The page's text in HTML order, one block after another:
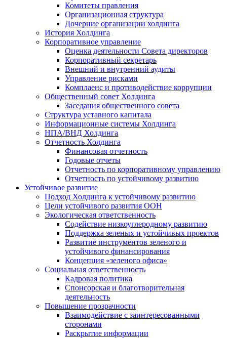
Комитеты правления
Организационная структура
Дочерние организации холдинга
История Холдинга
Корпоративное управление
Оценка деятельности Совета директоров
Корпоративный секретарь
Внешний и внутренний аудиты
Управление рисками
Комплаенс и противодействие коррупции
Общественный совет Холдинга
Заседания общественного совета
Структура уставного капитала
Информационные системы Холдинга
НПА/ВНД Холдинга
Отчетность Холдинга
Финансовая отчетность
Годовые отчеты
Отчетность по корпоративному управлению
Отчетность по устойчивому развитию
Устойчивое развитие
Подход Холдинга к устойчивому развитию
Цели устойчивого развития ООН
Экологическая ответственность
Содействие низкоуглеродному развитию
Поддержка зеленых и устойчивых проектов
Развитие инструментов зеленого и
устойчивого финансирования
Концепция «зеленого офиса»
Социальная ответственность
Кадровая политика
Спонсорская и благотворительная
деятельность
Повышение прозрачности
Взаимодействие с заинтересованными
сторонами
Раскрытие информации